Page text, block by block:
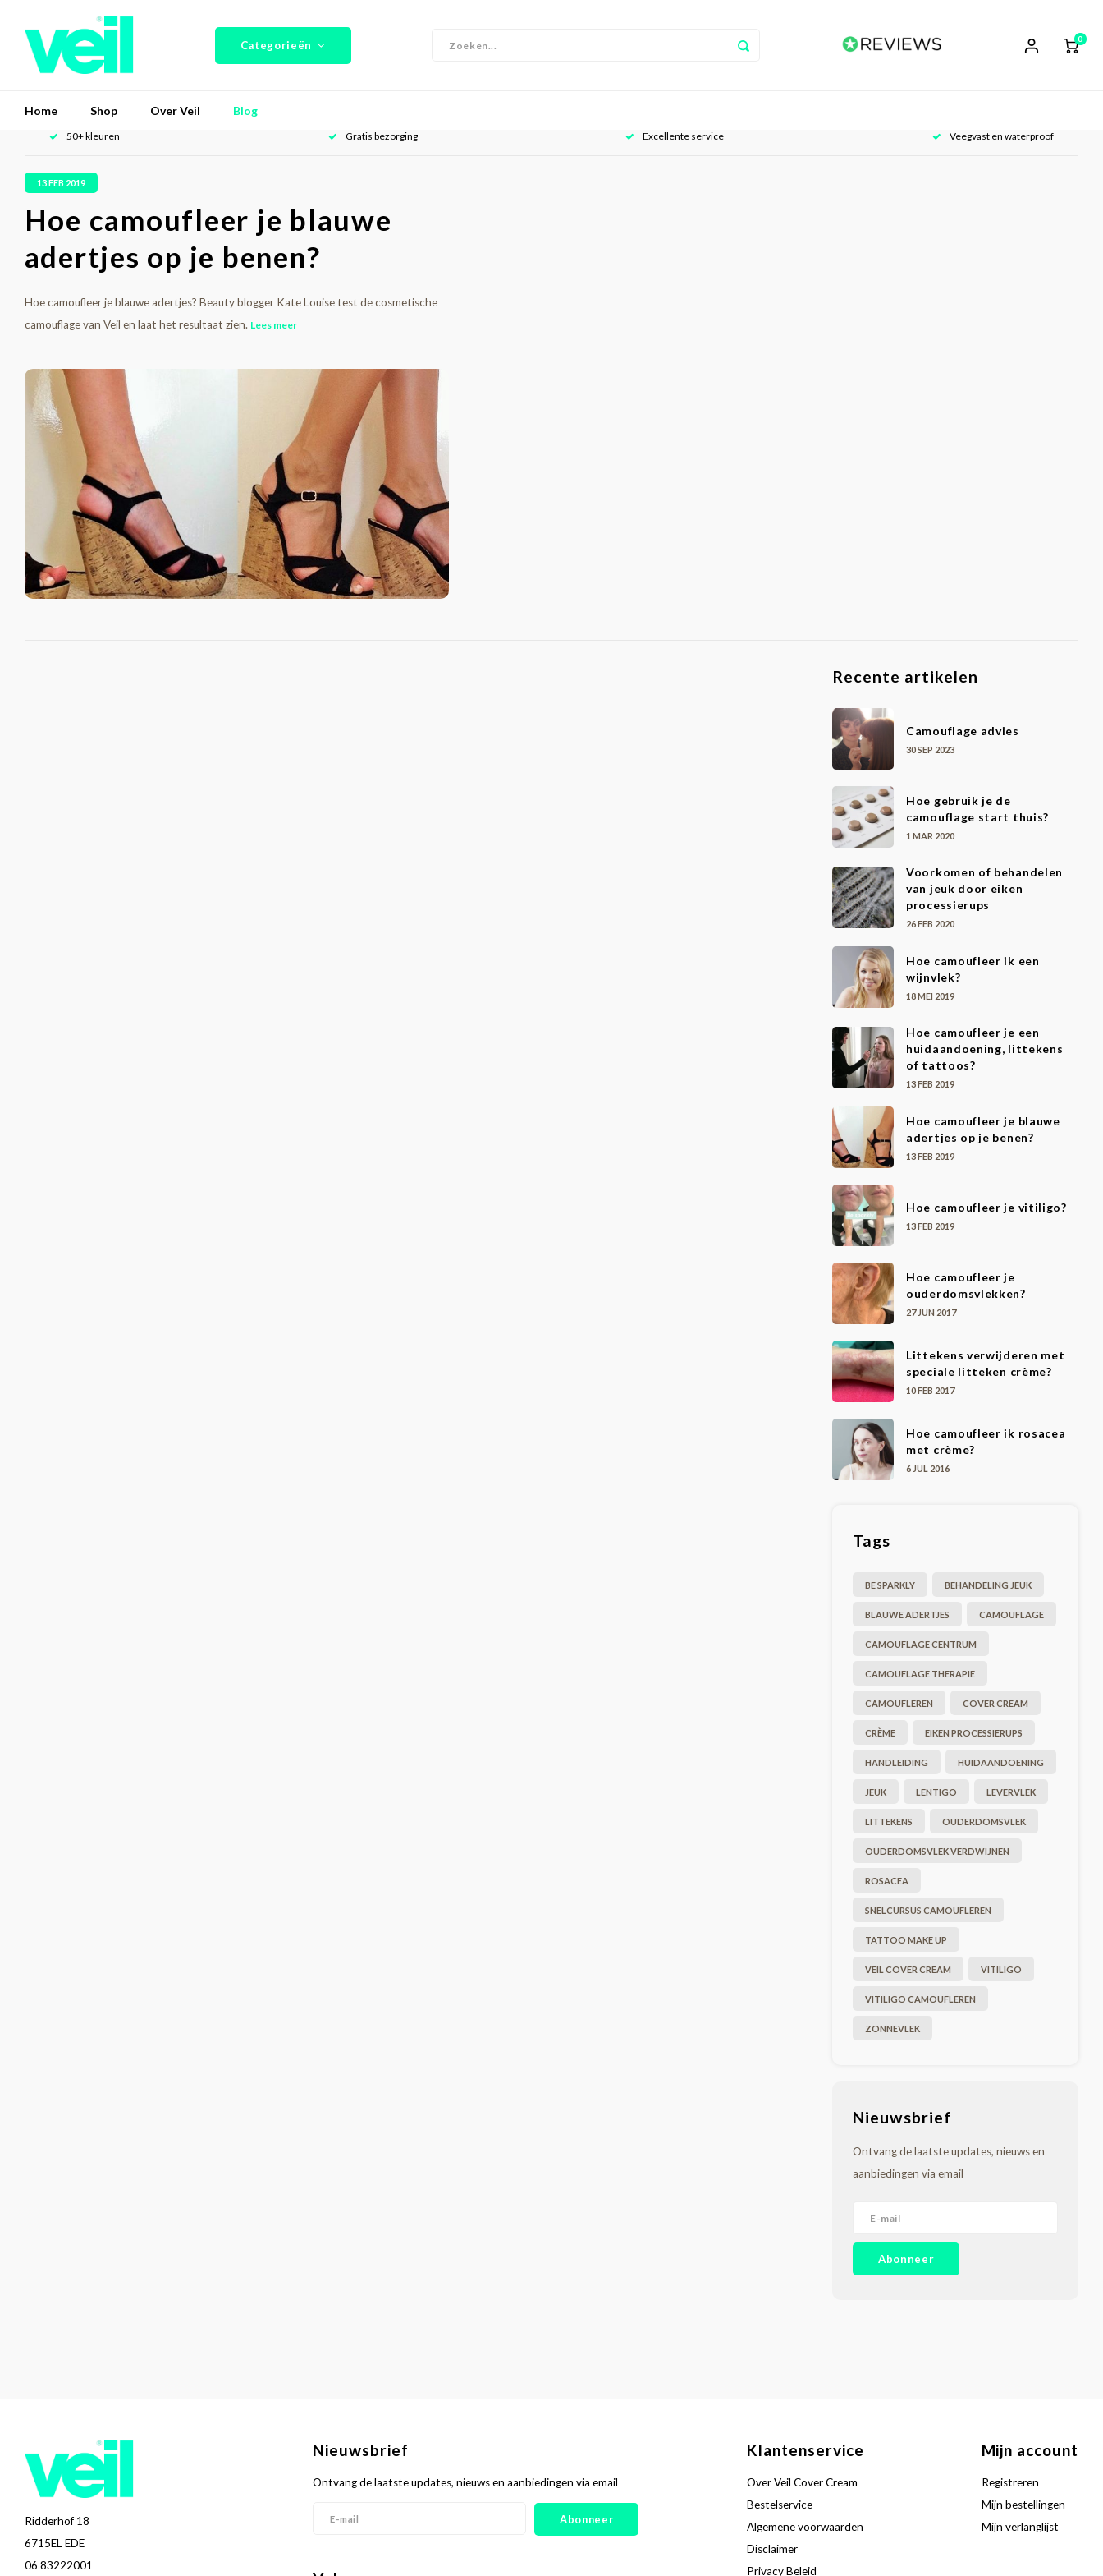
Categorieën
0
Home Shop Over Veil Blog
50+ kleuren Gratis bezorging Excellente service Veegvast en waterproof
13 FEB 2019
Hoe camoufleer je blauwe
adertjes op je benen?
Hoe camoufleer je blauwe adertjes? Beauty blogger Kate Louise test de cosmetische
camouflage van Veil en laat het resultaat zien. Lees meer
Recente artikelen
Camouflage advies
30 SEP 2023
Hoe gebruik je de
camouflage start thuis?
1 MAR 2020
Voorkomen of behandelen
van jeuk door eiken
processierups
26 FEB 2020
Hoe camoufleer ik een
wijnvlek?
18 MEI 2019
Hoe camoufleer je een
huidaandoening, littekens
of tattoos?
13 FEB 2019
Hoe camoufleer je blauwe
adertjes op je benen?
13 FEB 2019
Hoe camoufleer je vitiligo?
13 FEB 2019
Hoe camoufleer je
ouderdomsvlekken?
27 JUN 2017
Littekens verwijderen met
speciale litteken crème?
10 FEB 2017
Hoe camoufleer ik rosacea
met crème?
6 JUL 2016
Tags
BE SPARKLY BEHANDELING JEUK
BLAUWE ADERTJES CAMOUFLAGE
CAMOUFLAGE CENTRUM
CAMOUFLAGE THERAPIE
CAMOUFLEREN COVER CREAM
CRÈME EIKEN PROCESSIERUPS
HANDLEIDING HUIDAANDOENING
JEUK LENTIGO LEVERVLEK
LITTEKENS OUDERDOMSVLEK
OUDERDOMSVLEK VERDWIJNEN
ROSACEA
SNELCURSUS CAMOUFLEREN
TATTOO MAKE UP
VEIL COVER CREAM VITILIGO
VITILIGO CAMOUFLEREN
ZONNEVLEK
Nieuwsbrief
Ontvang de laatste updates, nieuws en
aanbiedingen via email
Abonneer
Ridderhof 18
6715EL EDE
06 83222001
Nieuwsbrief
Ontvang de laatste updates, nieuws en aanbiedingen via email
Abonneer
Klantenservice
Over Veil Cover Cream
Bestelservice
Algemene voorwaarden
Disclaimer
Privacy Beleid
Mijn account
Registreren
Mijn bestellingen
Mijn verlanglijst